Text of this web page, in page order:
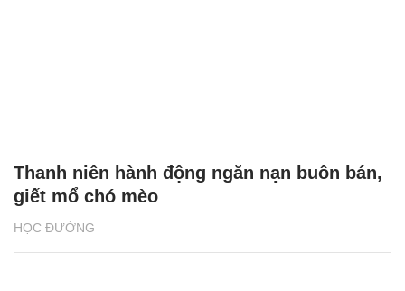
HỌC ĐƯỜNG
Thanh niên hành động ngăn nạn buôn bán,
giết mổ chó mèo